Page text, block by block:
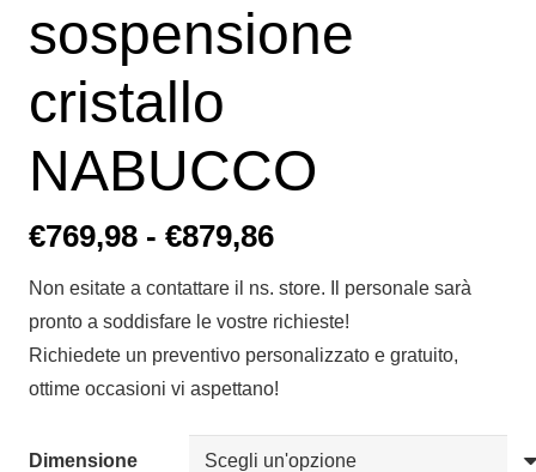
sospensione
cristallo
NABUCCO
€769,98 - €879,86Fascia
prezzo:
da
€769,98
a
€879,86
Non esitate a contattare il ns. store. Il personale sarà
pronto a soddisfare le vostre richieste!
Richiedete un preventivo personalizzato e gratuito,
ottime occasioni vi aspettano!
Dimensione